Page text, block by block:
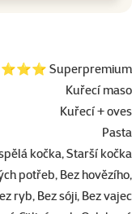
Superpremium
Kuřecí maso
Kuřecí + oves
Pasta
kočka, Starší kočka
potřeb, Bez hovězího,
ryb, Bez sóji, Bez vajec